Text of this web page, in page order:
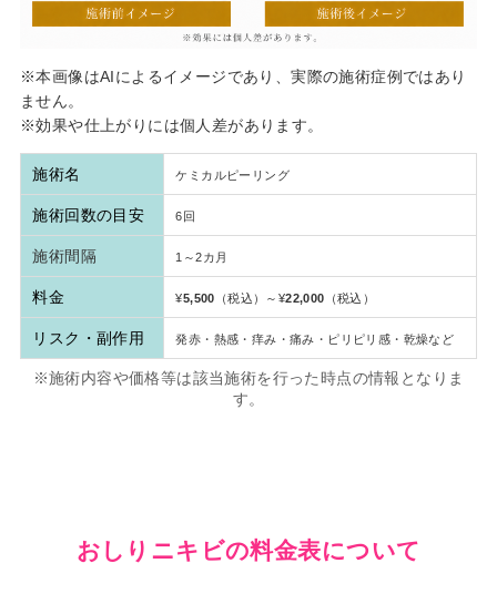
※本画像はAIによるイメージであり、実際の施術症例ではあり
ません。
※効果や仕上がりには個人差があります。
施術名 ケミカルピーリング
施術回数の目安 6回
施術間隔 1～2カ月
料金 ¥5,500 （税込）～¥22,000 （税込）
リスク・副作用 発赤・熱感・痒み・痛み・ピリピリ感・乾燥など
※施術内容や価格等は該当施術を行った時点の情報となりま
す。
おしりニキビの料金表について